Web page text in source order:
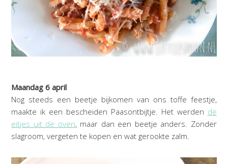
Maandag 6 april
Nog steeds een beetje bijkomen van ons toffe feestje,
maakte ik een bescheiden Paasontbijtje. Het werden de
eitjes uit de oven, maar dan een beetje anders. Zonder
slagroom, vergeten te kopen en wat gerookte zalm.